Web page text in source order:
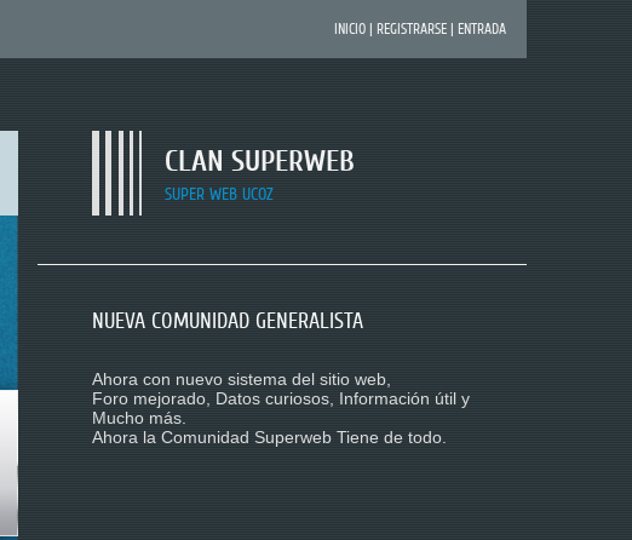
INICIO REGISTRARSE ENTRADA
CLAN SUPERWEB
SUPER WEB UCOZ
NUEVA COMUNIDAD GENERALISTA
Ahora con nuevo sistema del sitio web,
Foro mejorado, Datos curiosos, Información útil y
Mucho más.
Ahora la Comunidad Superweb Tiene de todo.
AHORA ZONA CURIOSIDADES!
Nuestra comunidad tiene que ir creciendo poco a
poco de un modo u otro,
siempre necesitamos fuentes independiendes de
acceso de visitas
BUSCAMOS COLABORADORES
Ahora con la Nueva crisis de falta de Miembros
Activos, estamos buscando Colaboradores que
ayuden
Aportando